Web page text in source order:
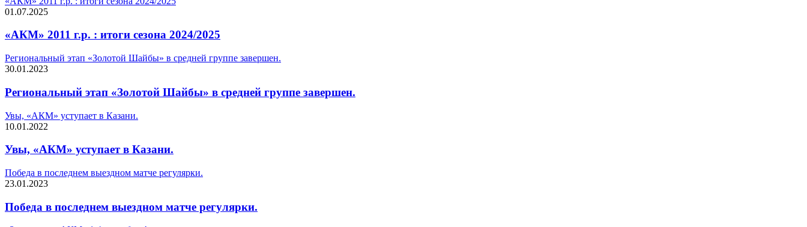
01.07.2025
«АКМ» 2011 г.р. : итоги сезона 2024/2025
Региональный этап «Золотой Шайбы» в средней группе завершен.
30.01.2023
Региональный этап «Золотой Шайбы» в средней группе завершен.
Увы, «АКМ» уступает в Казани.
10.01.2022
Увы, «АКМ» уступает в Казани.
Победа в последнем выездном матче регулярки.
23.01.2023
Победа в последнем выездном матче регулярки.